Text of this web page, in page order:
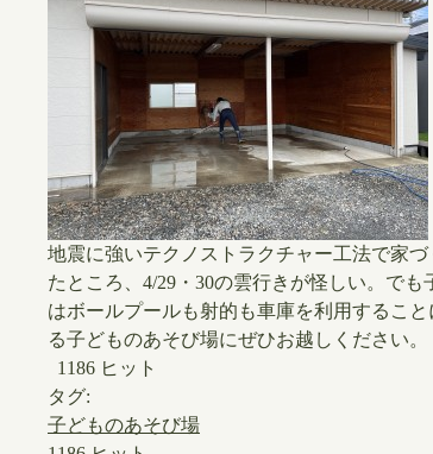
地震に強いテクノストラクチャー工法で家
たところ、4/29・30の雲行きが怪しい。で
はボールプールも射的も車庫を利用するこ
る子どものあそび場にぜひお越しください。
1186 ヒット
タグ:
子どものあそび場